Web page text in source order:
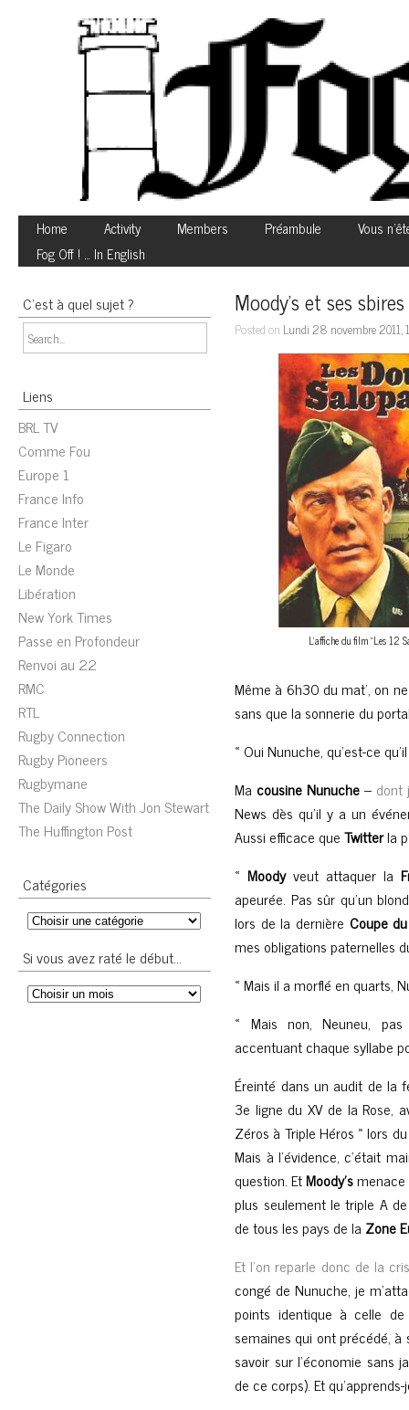
Home Activity Members Préambule
Vous
Fog Off ! … In English
C’est à quel sujet ?
Liens
BRL TV
Comme Fou
Europe 1
France Info
France Inter
Le Figaro
Le Monde
Libération
New York Times
Passe en Profondeur
Renvoi au 22
RMC
RTL
Rugby Connection
Rugby Pioneers
Rugbymane
The Daily Show With Jon Stewart
The Huffington Post
Catégories
Si vous avez raté le début…
Moody’s et ses sbires
Posted on Lundi 28 novembre
L'affiche du film "Les 12
Même à 6h30 du mat’, on
sans que la sonnerie du
« Oui Nunuche, qu’est-ce
Ma cousine Nunuche– dont
News dès qu’il y a un
Aussi efficace queTwitterla
«Moodyveut attaquer la
apeurée. Pas sûr qu’un
lors de la dernière Coupe
mes obligations paternelles
« Mais il a morflé en quarts,
« Mais non, Neuneu,
accentuant chaque syllabe
Éreinté dans un audit de la
3e ligne du XV de la Rose,
Zéros à Triple Héros » lors
Mais à l’évidence, c’était
question. EtMoody’smenace
plus seulement le triple A
de tous les pays de la Zone
Et l’on reparle donc de la
congé de Nunuche, je
points identique à celle
semaines qui ont précédé,
savoir sur l’économie sans
de ce corps). Et qu’apprends-